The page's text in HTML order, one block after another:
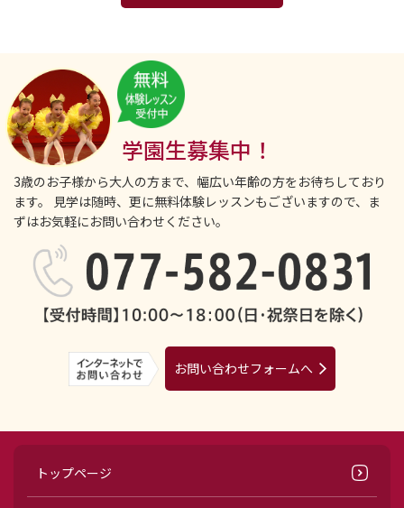
学園生募集中！
3歳のお子様から大人の方まで、幅広い年齢の方をお待ちしており
ます。
見学は随時、更に無料体験レッスンもございますので、ま
ずはお気軽にお問い合わせください。
お問い合わせフォームへ
トップページ